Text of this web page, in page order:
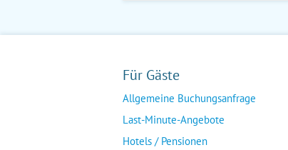
Für Gäste
Allgemeine Buchungsanfrage
Last-Minute-Angebote
Hotels / Pensionen